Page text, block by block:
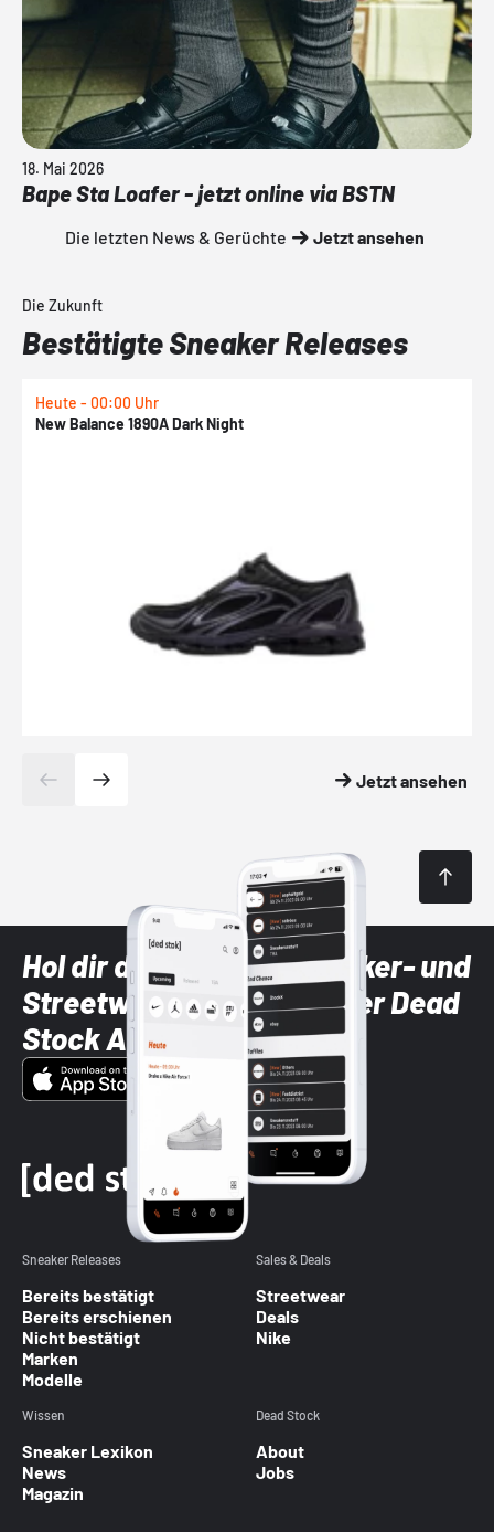
18. Mai 2026
Bape Sta Loafer - jetzt online via BSTN
Die letzten News & Gerüchte Jetzt ansehen
Die Zukunft
Bestätigte Sneaker Releases
Heute - 00:00 Uhr
New Balance 1890A Dark Night
Jetzt ansehen
Hol dir die neuesten Sneaker- und
Streetwear-Brands mit der Dead
Stock App
Sneaker Releases
Bereits bestätigt
Bereits erschienen
Nicht bestätigt
Marken
Modelle
Sales & Deals
Streetwear
Deals
Nike
Wissen
Sneaker Lexikon
News
Magazin
Dead Stock
About
Jobs